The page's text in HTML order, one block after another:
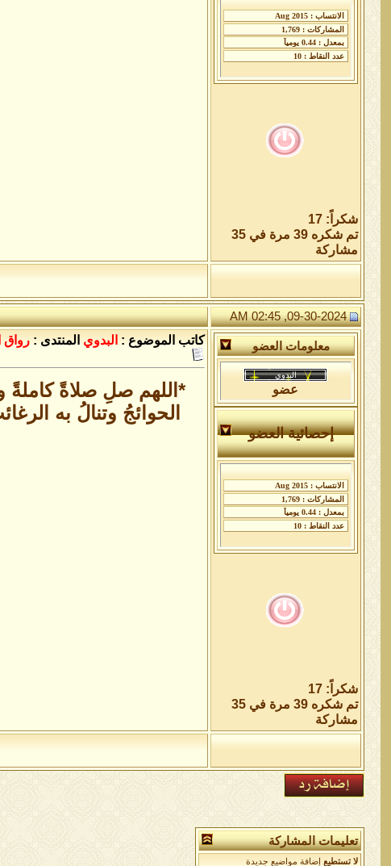
شكراً: 17
تم شكره 39 مرة في 35
مشاركة
09-30-2024, 02:45 AM
معلومات العضو
عضو
إحصائية العضو
شكراً: 17
تم شكره 39 مرة في 35
مشاركة
كاتب الموضوع : البدوي المنتدى : رواق
*اللهم صلِ صلاةً كاملةً
الحوائجُ وتنالُ به
تعليمات المشاركة
لا تستطيع إضافة مواضيع جديدة